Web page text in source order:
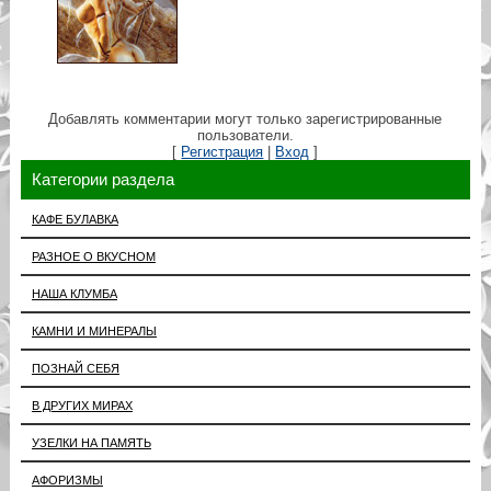
Добавлять комментарии могут только зарегистрированные
пользователи.
[ Регистрация | Вход ]
Категории раздела
КАФЕ БУЛАВКА
РАЗНОЕ О ВКУСНОМ
НАША КЛУМБА
КАМНИ И МИНЕРАЛЫ
ПОЗНАЙ СЕБЯ
В ДРУГИХ МИРАХ
УЗЕЛКИ НА ПАМЯТЬ
АФОРИЗМЫ